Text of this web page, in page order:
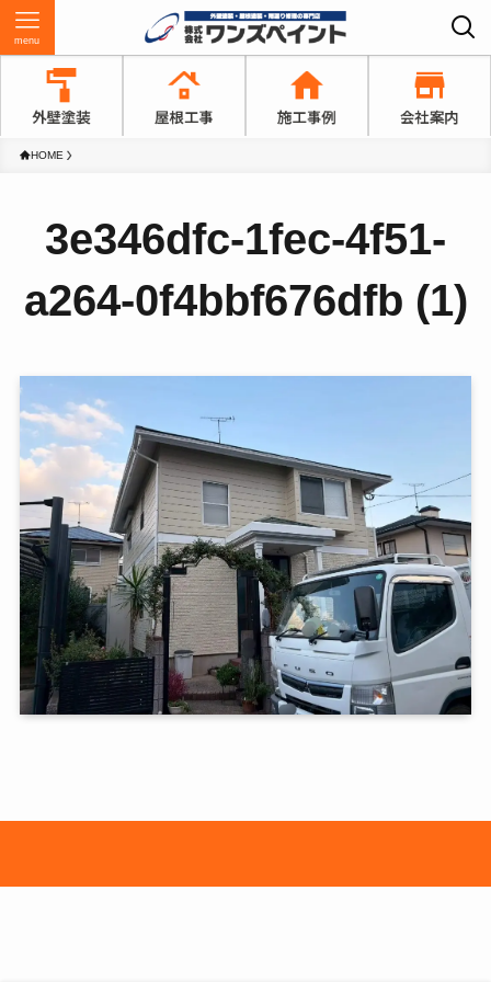
menu
HOME
3e346dfc-1fec-4f51-
a264-0f4bbf676dfb (1)